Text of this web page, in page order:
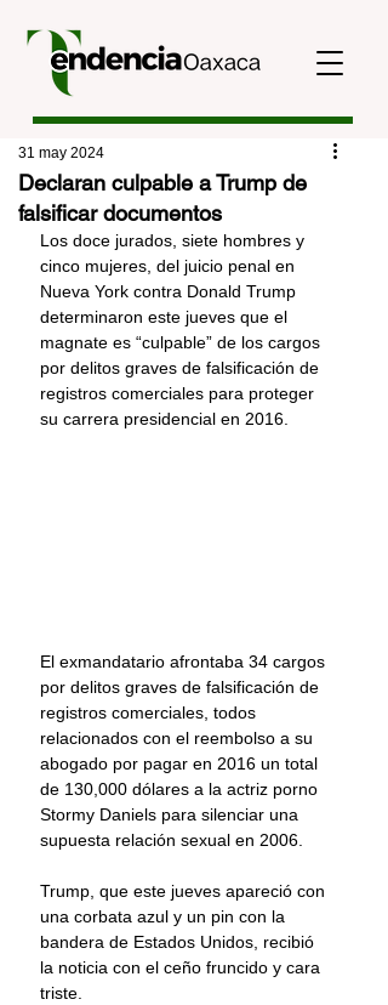
Declaran culpable a Trump de
falsificar documentos
31 may 2024
Los doce jurados, siete hombres y
cinco mujeres, del juicio penal en
Nueva York contra Donald Trump
determinaron este jueves que el
magnate es “culpable” de los cargos
por delitos graves de falsificación de
registros comerciales para proteger
su carrera presidencial en 2016.
El exmandatario afrontaba 34 cargos
por delitos graves de falsificación de
registros comerciales, todos
relacionados con el reembolso a su
abogado por pagar en 2016 un total
de 130,000 dólares a la actriz porno
Stormy Daniels para silenciar una
supuesta relación sexual en 2006.
Trump, que este jueves apareció con
una corbata azul y un pin con la
bandera de Estados Unidos, recibió
la noticia con el ceño fruncido y cara
triste.